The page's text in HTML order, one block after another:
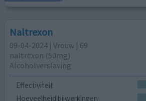
Naltrexon
09-04-2024 | Vrouw | 69
naltrexon (50mg)
Alcoholverslaving
Effectiviteit
Hoeveelheid bijwerkingen